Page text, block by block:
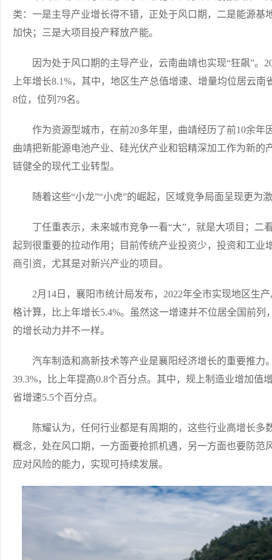
类：一是主导产业增长得不错，正处于风口期，二是能源
加快；三是大项目投产释放产能。
因为处于风口期的主导产业，云南曲靖也实现“狂飙”。
上年增长8.1%，其中，地区生产总值增速、增量均位居云
8位，位列79名。
作为资源型城市，在前20多年里，曲靖经历了前10余年
曲靖把新能源电池产业、硅光伏产业和铝精深加工作为新
链健全的现代工业转型。
随着这些“小龙”“小虎”的崛起，区域竞争局面呈现更为
丁任重表示，未来城市竞争一看“大”，就是大项目；二
起到很重要的拉动作用；目前传统产业投资少，投资和工
商引资，尤其是对新兴产业的项目。
2月14日，襄阳市统计局发布，2022年全市实现地区生产
格计算，比上年增长5.4%。虽然这一增速并不位居全国前
的增长动力并不一样。
汽车制造和高新技术等产业是襄阳经济增长的重要推力
39.3%，比上年提高0.8个百分点。其中，规上制造业增加值
省增速5.5个百分点。
陈耀认为，任何行业都是有周期的，这些行业高增长多
概念，处在风口期，一方面要抢抓机遇，另一方面也要防
应对风险的能力，实现可持续发展。